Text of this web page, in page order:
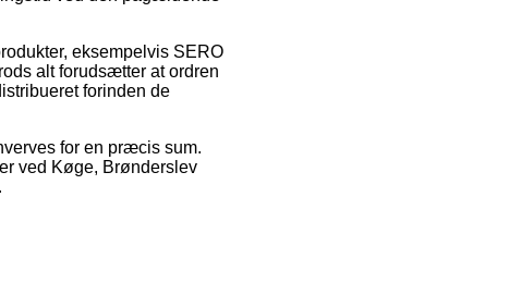
eksempelvis SERO
alt forudsætter at ordren
forinden de
for en præcis sum.
ved Køge, Brønderslev